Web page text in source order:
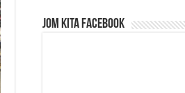
Jom Kita Facebook